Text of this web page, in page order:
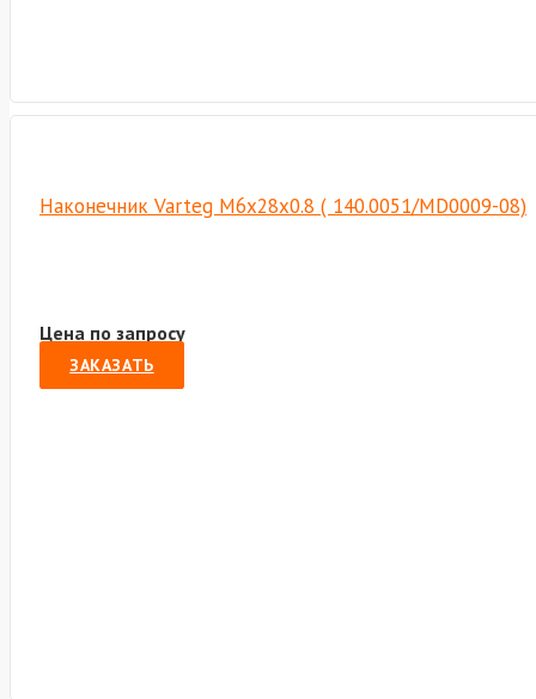
Наконечник Varteg M6х28х0.8 ( 140.0051/MD0009-08)
Цена по запросу
ЗАКАЗАТЬ